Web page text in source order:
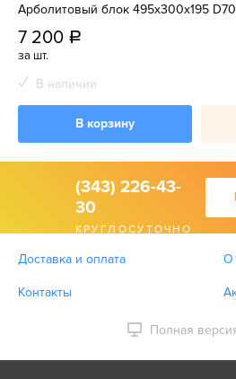
Арболитовый блок 495х300х195
7 200 a
за шт.
В наличии
В корзину
(343) 226-43-
30
КРУГЛОСУТОЧНО
Доставка и оплата О
Контакты
Полная